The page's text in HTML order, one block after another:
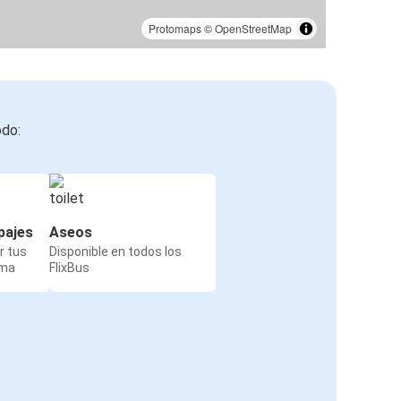
Protomaps©OpenStreetMap
tus
Aseos
Disponible en todos los
FlixBus